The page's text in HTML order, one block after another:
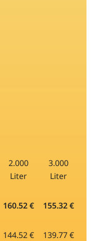
2.000
Liter
3.000
Liter
160.52 € 155.32 €
144.52 € 139.77 €